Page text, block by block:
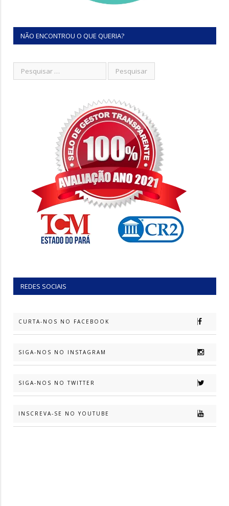
NÃO ENCONTROU O QUE QUERIA?
REDES SOCIAIS
CURTA-NOS NO FACEBOOK
SIGA-NOS NO INSTAGRAM
SIGA-NOS NO TWITTER
INSCREVA-SE NO YOUTUBE